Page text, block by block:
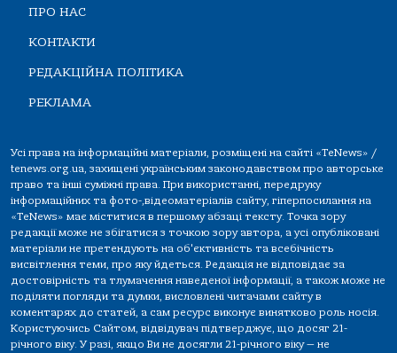
ПРО НАС
КОНТАКТИ
РЕДАКЦІЙНА ПОЛІТИКА
РЕКЛАМА
Усі права на інформаційні матеріали, розміщені на сайті «TeNews» /
tenews.org.ua, захищені українським законодавством про авторське
право та інші суміжні права. При використанні, передруку
інформаційних та фото-,відеоматеріалів сайту, гіперпосилання на
«TeNews» має міститися в першому абзаці тексту. Точка зору
редакції може не збігатися з точкою зору автора, а усі опубліковані
матеріали не претендують на об'єктивність та всебічність
висвітлення теми, про яку йдеться. Редакція не відповідає за
достовірність та тлумачення наведеної інформації, а також може не
поділяти погляди та думки, висловлені читачами сайту в
коментарях до статей, а сам ресурс виконує винятково роль носія.
Користуючись Сайтом, відвідувач підтверджує, що досяг 21-
річного віку. У разі, якщо Ви не досягли 21-річного віку — не